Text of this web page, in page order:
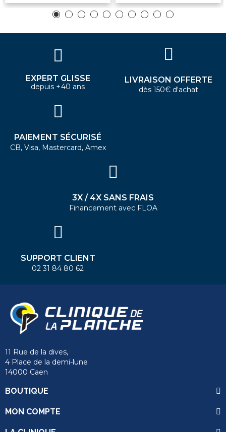
EXPERT GLISSE
depuis +40 ans
LIVRAISON OFFERTE
dès 150€ d'achat
PAIEMENT SÉCURISÉ
CB, Visa, Mastercard, Amex
3X / 4X SANS FRAIS
Financement avec FLOA
SUPPORT CLIENT
02 31 84 80 62
11 Rue de la dives,
4 Place de la demi-lune
14000 Caen
BOUTIQUE
MON COMPTE